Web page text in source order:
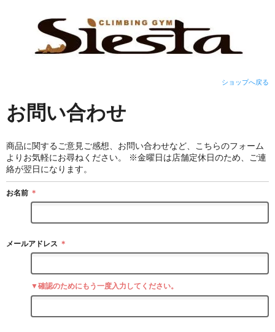
ショップへ戻る
お問い合わせ
商品に関するご意見ご感想、お問い合わせなど、こちらのフォーム
よりお気軽にお尋ねください。 ※金曜日は店舗定休日のため、ご連
絡が翌日になります。
お名前 ＊
メールアドレス ＊
▼確認のためにもう一度入力してください。